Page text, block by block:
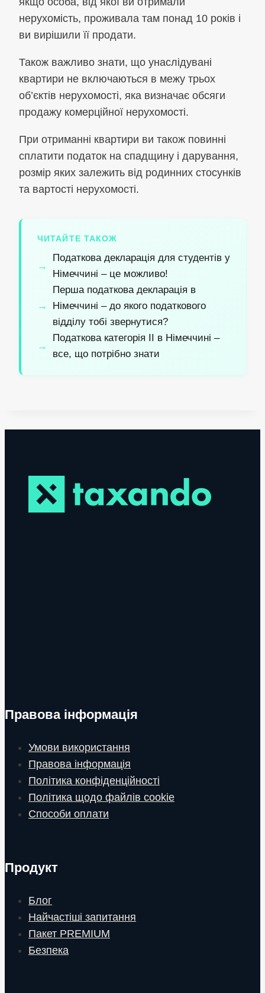
нерухомість, проживала там понад 10 років і
ви вирішили її продати.
Також важливо знати, що унаслідувані
квартири не включаються в межу трьох
об’єктів нерухомості, яка визначає обсяги
продажу комерційної нерухомості.
При отриманні квартири ви також повинні
сплатити податок на спадщину і дарування,
розмір яких залежить від родинних стосунків
та вартості нерухомості.
ЧИТАЙТЕ ТАКОЖ
Податкова декларація для студентів у
Німеччині – це можливо!
Перша податкова декларація в
Німеччині – до якого податкового
відділу тобі звернутися?
Податкова категорія II в Німеччині –
все, що потрібно знати
Правова інформація
Умови використання
Правова інформація
Політика конфіденційності
Політика щодо файлів cookie
Способи оплати
Продукт
Блог
Найчастіші запитання
Пакет PREMIUM
Безпека